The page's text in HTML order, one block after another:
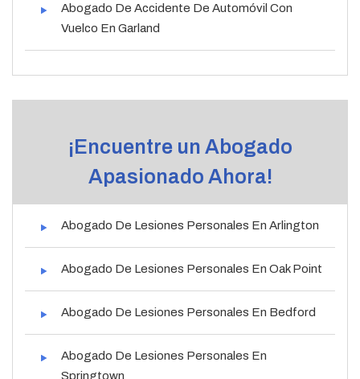
Abogado De Accidente De Automóvil Con
Vuelco En Garland
¡Encuentre un Abogado
Apasionado Ahora!
Abogado De Lesiones Personales En Arlington
Abogado De Lesiones Personales En Oak Point
Abogado De Lesiones Personales En Bedford
Abogado De Lesiones Personales En
Springtown